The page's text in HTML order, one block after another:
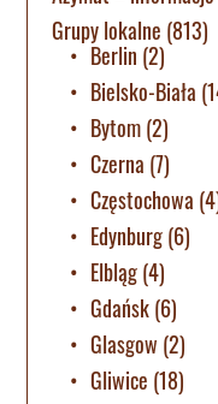
Grupy lokalne (813)
Berlin (2)
Bielsko-Biała
Bytom(2)
Czerna (7)
Częstochowa
Edynburg(6)
Elbląg(4)
Gdańsk(6)
Glasgow (2)
Gliwice (18)